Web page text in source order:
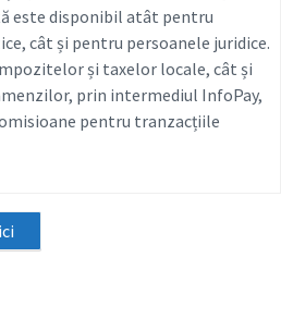
este disponibil atât pentru
cât și pentru persoanele juridice.
și taxelor locale, cât și
prin intermediul InfoPay,
pentru tranzacțiile